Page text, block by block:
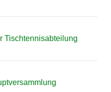
Tischtennisabteilung